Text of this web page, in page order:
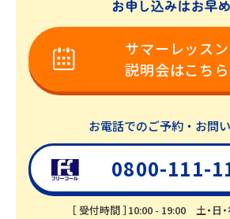
サマーレッスン
説明会はこちら
お電話でのご予約・お問
0800-111-
［ 受付時間 ］10:00 - 19:00 土・日